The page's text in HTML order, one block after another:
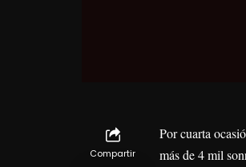
Compartir
Por cuarta
más de 4 mil